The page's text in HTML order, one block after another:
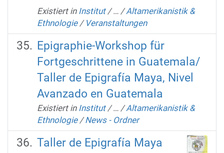
Existiert in Institut /… /Altamerikanistik &
Ethnologie / Veranstaltungen
Epigraphie-Workshop für
Fortgeschrittene in Guatemala/
Taller de Epigrafía Maya, Nivel
Avanzado en Guatemala
Existiert in Institut /… /Altamerikanistik &
Ethnologie /News - Ordner
Taller de Epigrafía Maya